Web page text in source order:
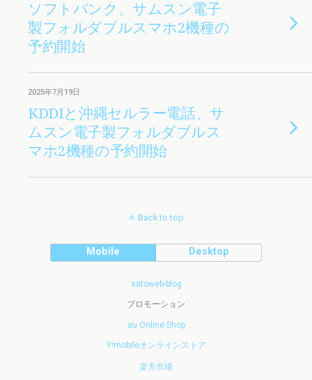
ソフトバンク、サムスン電子
製フォルダブルスマホ2機種の
予約開始
2025年7月19日
KDDIと沖縄セルラー電話、サ
ムスン電子製フォルダブルス
マホ2機種の予約開始
Back to top
Mobile Desktop
satoweb-blog
プロモーション
au Online Shop
Y!mobileオンラインストア
楽天市場